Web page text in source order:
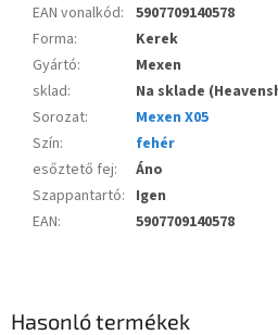
EAN vonalkód: 5907709140578
Forma:
Kerek
Gyártó:
Mexen
sklad:
Na sklade
Sorozat:
Mexen X05
Szín:
fehér
esőztető fej:
Áno
Szappantartó: Igen
EAN: 5907709140578
Hasonló termékek